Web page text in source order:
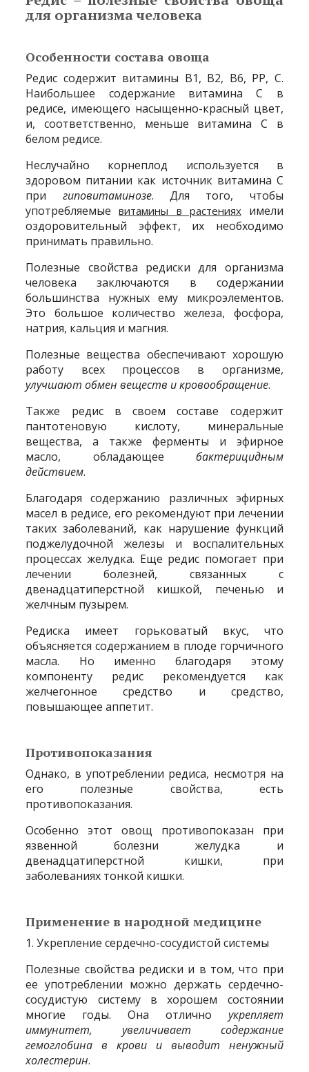
для организма человека
Особенности состава овоща
Редис содержит витамины В1, В2, В6, РР, С.
Наибольшее содержание витамина С в
редисе, имеющего насыщенно-красный цвет,
и, соответственно, меньше витамина С в
белом редисе.
Неслучайно корнеплод используется в
здоровом питании как источник витамина С
при гиповитаминозе. Для того, чтобы
употребляемыевитамины в растенияхимели
оздоровительный эффект, их необходимо
принимать правильно.
Полезные свойства редиски для организма
человека заключаются в содержании
большинства нужных ему микроэлементов.
Это большое количество железа, фосфора,
натрия, кальция и магния.
Полезные вещества обеспечивают хорошую
работу всех процессов в организме,
улучшают обмен веществ и кровообращение.
Также редис в своем составе содержит
пантотеновую кислоту, минеральные
вещества, а также ферменты и эфирное
масло, обладающее бактерицидным
действием.
Благодаря содержанию различных эфирных
масел в редисе, его рекомендуют при лечении
таких заболеваний, как нарушение функций
поджелудочной железы и воспалительных
процессах желудка. Еще редис помогает при
лечении болезней, связанных с
двенадцатиперстной кишкой, печенью и
желчным пузырем.
Редиска имеет горьковатый вкус, что
объясняется содержанием в плоде горчичного
масла. Но именно благодаря этому
компоненту редис рекомендуется как
желчегонное средство и средство,
повышающее аппетит.
Противопоказания
Однако, в употреблении редиса, несмотря на
его полезные свойства, есть
противопоказания.
Особенно этот овощ противопоказан при
язвенной болезни желудка и
двенадцатиперстной кишки, при
заболеваниях тонкой кишки.
Применение в народной медицине
1. Укрепление сердечно-сосудистой системы
Полезные свойства редиски и в том, что при
ее употреблении можно держать сердечно-
сосудистую систему в хорошем состоянии
многие годы. Она отлично укрепляет
иммунитет, увеличивает содержание
гемоглобина в крови и выводит ненужный
холестерин.